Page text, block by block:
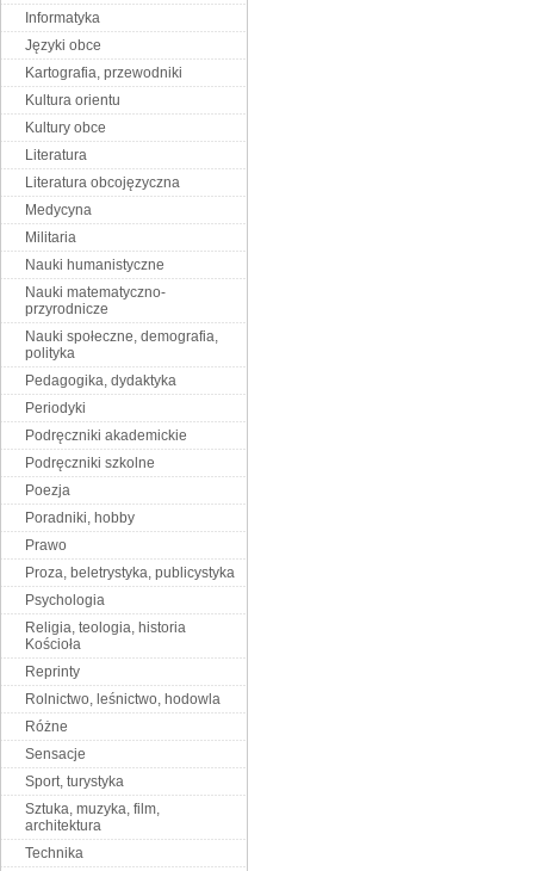
Informatyka
Języki obce
Kartografia, przewodniki
Kultura orientu
Kultury obce
Literatura
Literatura obcojęzyczna
Medycyna
Militaria
Nauki humanistyczne
Nauki matematyczno-
przyrodnicze
Nauki społeczne, demografia,
polityka
Pedagogika, dydaktyka
Periodyki
Podręczniki akademickie
Podręczniki szkolne
Poezja
Poradniki, hobby
Prawo
Proza, beletrystyka, publicystyka
Psychologia
Religia, teologia, historia
Kościoła
Reprinty
Rolnictwo, leśnictwo, hodowla
Różne
Sensacje
Sport, turystyka
Sztuka, muzyka, film,
architektura
Technika